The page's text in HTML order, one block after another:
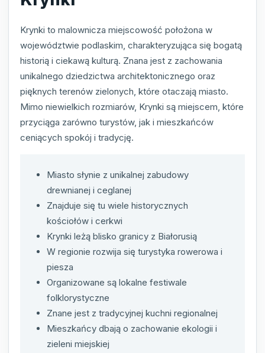
Krynki to malownicza miejscowość położona w
województwie podlaskim, charakteryzująca się bogatą
historią i ciekawą kulturą. Znana jest z zachowania
unikalnego dziedzictwa architektonicznego oraz
pięknych terenów zielonych, które otaczają miasto.
Mimo niewielkich rozmiarów, Krynki są miejscem, które
przyciąga zarówno turystów, jak i mieszkańców
ceniących spokój i tradycję.
Miasto słynie z unikalnej zabudowy
drewnianej i ceglanej
Znajduje się tu wiele historycznych
kościołów i cerkwi
Krynki leżą blisko granicy z Białorusią
W regionie rozwija się turystyka rowerowa i
piesza
Organizowane są lokalne festiwale
folklorystyczne
Znane jest z tradycyjnej kuchni regionalnej
Mieszkańcy dbają o zachowanie ekologii i
zieleni miejskiej